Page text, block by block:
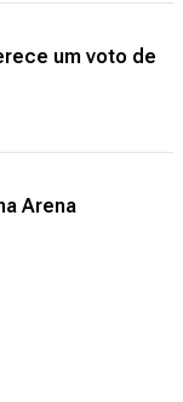
um voto de
Arena